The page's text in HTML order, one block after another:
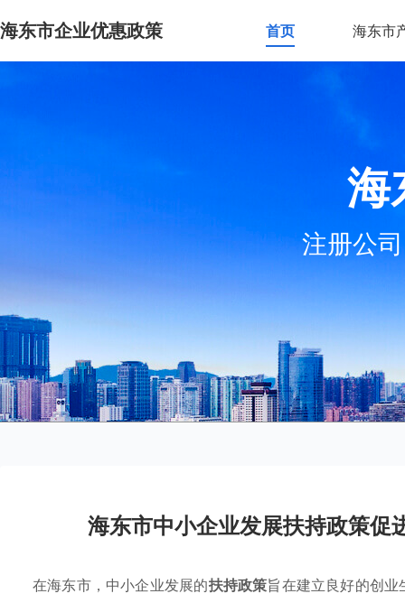
海东市企业优惠政策 首页 海东市
海
注册公
海东市中小企业发展扶持政策促
在海东市，中小企业发展的扶持政策旨在建立良好的创